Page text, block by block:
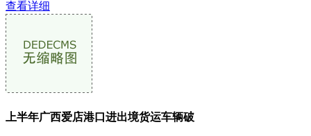
查看详细
上半年广西爱店港口进出境货运车辆破